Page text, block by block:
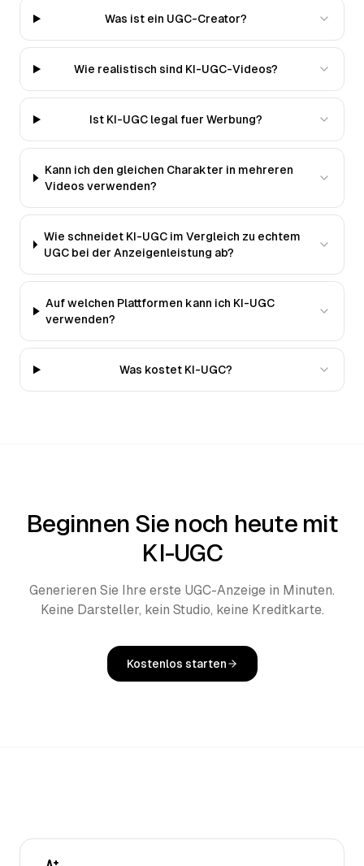
Was ist ein UGC-Creator?
Wie realistisch sind KI-UGC-Videos?
Ist KI-UGC legal fuer Werbung?
Kann ich den gleichen Charakter in mehreren
Videos verwenden?
Wie schneidet KI-UGC im Vergleich zu echtem
UGC bei der Anzeigenleistung ab?
Auf welchen Plattformen kann ich KI-UGC
verwenden?
Was kostet KI-UGC?
Beginnen Sie noch heute mit
KI-UGC
Generieren Sie Ihre erste UGC-Anzeige in Minuten.
Keine Darsteller, kein Studio, keine Kreditkarte.
Kostenlos starten